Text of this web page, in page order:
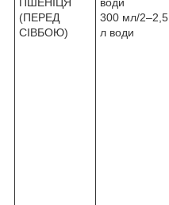
(ПЕРЕД
СІВБОЮ)
300 мл/2–2,5
л води